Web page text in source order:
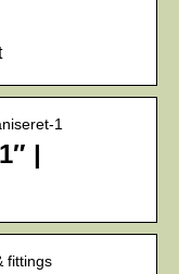
1
|
fittings